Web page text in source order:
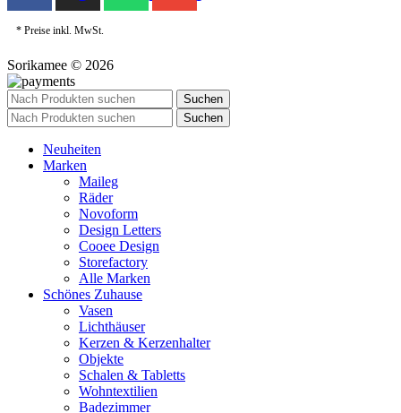
* Preise inkl. MwSt.
Sorikamee © 2026
Suchen
Suchen
Neuheiten
Marken
Maileg
Räder
Novoform
Design Letters
Cooee Design
Storefactory
Alle Marken
Schönes Zuhause
Vasen
Lichthäuser
Kerzen & Kerzenhalter
Objekte
Schalen & Tabletts
Wohntextilien
Badezimmer